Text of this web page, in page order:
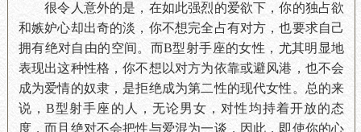
很令人意外的是，在如此强烈的爱欲下，你的独占欲
和嫉妒心却出奇的淡，你不想完全占有对方，也要求自己
拥有绝对自由的空间。而B型射手座的女性，尤其明显地
表现出这种性格，你不想以对方为依靠或避风港，也不会
成为爱情的奴隶，是拒绝成为第二性的现代女性。总的来
说，B型射手座的人，无论男女，对性均持着开放的态
度，而且绝对不会把性与爱混为一谈，因此，即使你的心